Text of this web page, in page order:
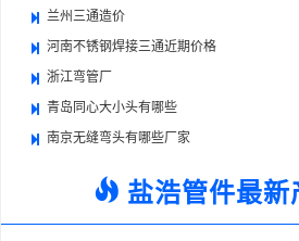
兰州三通造价
河南不锈钢焊接三通近期价格
浙江弯管厂
青岛同心大小头有哪些
南京无缝弯头有哪些厂家
盐浩管件最